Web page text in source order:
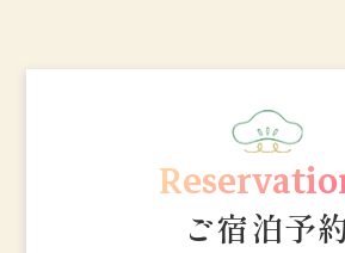
ご宿泊予